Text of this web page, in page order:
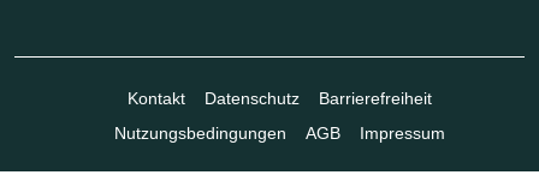
Kontakt Datenschutz
Barrierefreiheit
Nutzungsbedingungen
AGB Impressum